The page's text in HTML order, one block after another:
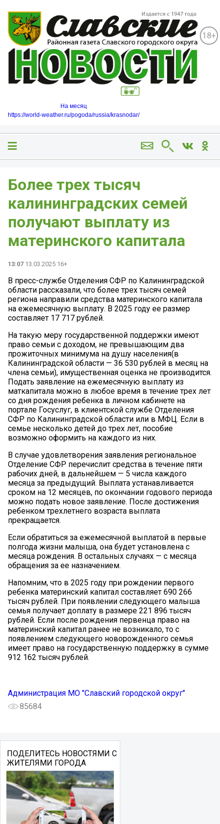
18+
На месяц
https://world-weather.ru/pogoda/russia/krasnodar/
Более трех тысяч
калининградских семей
получают выплату из
материнского капитала
13:07 13.03.2025 16+
В пресс-службе Отделения СФР по Калининградской
области рассказали, что более трех тысяч семей
региона направили средства материнского капитала
на ежемесячную выплату. В 2025 году ее размер
составляет 17 717 рублей.
На такую меру государственной поддержки имеют
право семьи с доходом, не превышающим два
прожиточных минимума на душу населения(в
Калининградской области — 36 530 рублей в месяц на
члена семьи), имущественная оценка не производится.
Подать заявление на ежемесячную выплату из
маткапитала можно в любое время в течение трех лет
со дня рождения ребенка в личном кабинете на
портале Госуслуг, в клиентской службе Отделения
СФР по Калининградской области или в МФЦ. Если в
семье несколько детей до трех лет, пособие
возможно оформить на каждого из них.
В случае удовлетворения заявления региональное
Отделение СФР перечислит средства в течение пяти
рабочих дней, в дальнейшем — 5 числа каждого
месяца за предыдущий. Выплата устанавливается
сроком на 12 месяцев, по окончании годового периода
можно подать новое заявление. После достижения
ребенком трехлетнего возраста выплата
прекращается.
Если обратиться за ежемесячной выплатой в первые
полгода жизни малыша, она будет установлена с
месяца рождения. В остальных случаях — с месяца
обращения за ее назначением.
Напомним, что в 2025 году при рождении первого
ребенка материнский капитал составляет 690 266
тысяч рублей. При появлении следующего малыша
семья получает доплату в размере 221 896 тысяч
рублей. Если после рождения первенца право на
материнский капитал ранее не возникало, то с
появлением следующего новорожденного семья
имеет право на государственную поддержку в сумме
912 162 тысяч рублей.
Администрация МО "Славский городской округ"
85684
ПОДЕЛИТЕСЬ НОВОСТЯМИ С
ЖИТЕЛЯМИ ГОРОДА